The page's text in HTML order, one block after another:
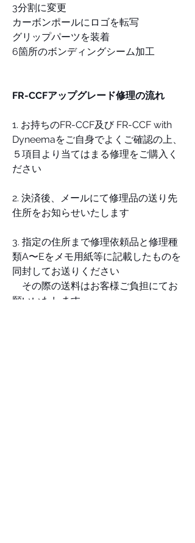
3分割に変更
カーボンポールにロゴを転写
グリップパーツを装着
6箇所のボンディングシーム加工
FR-CCFアップグレード修理の流れ
1. お持ちのFR-CCF及び FR-CCF with
Dyneemaをご自身でよくご確認の上、
５項目より当てはまる修理をご購入く
ださい
2. 決済後、メールにて修理品の送り先
住所をお知らせいたします
3. 指定の住所まで修理依頼品と修理種
類A〜Eをメモ用紙等に記載したものを
同封してお送りください
その際の送料はお客様ご負担にてお
願いいたします